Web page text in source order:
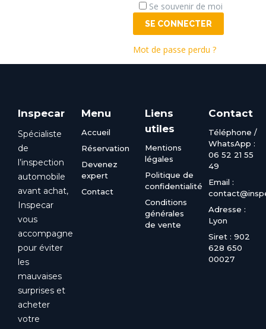
Alternative:
Se souvenir de moi
SE CONNECTER
Mot de passe perdu ?
Inspecar
Spécialiste
de
l’inspection
automobile
avant achat,
Inspecar
vous
accompagne
pour éviter
les
mauvaises
surprises et
acheter
votre
Menu
Accueil
Réservation
Devenez
expert
Contact
Liens
utiles
Mentions
légales
Politique de
confidentialité
Conditions
générales
de vente
Contact
Téléphone /
WhatsApp :
06 52 21 55
49
Email :
Adresse :
Lyon
Siret : 902
628 650
00027